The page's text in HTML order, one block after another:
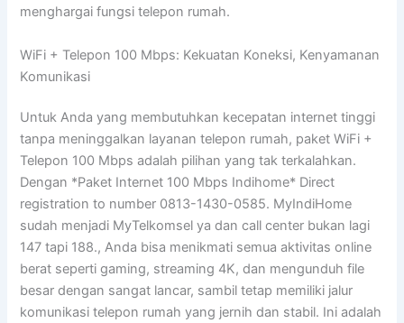
menghargai fungsi telepon rumah.
WiFi + Telepon 100 Mbps: Kekuatan Koneksi, Kenyamanan
Komunikasi
Untuk Anda yang membutuhkan kecepatan internet tinggi
tanpa meninggalkan layanan telepon rumah, paket WiFi +
Telepon 100 Mbps adalah pilihan yang tak terkalahkan.
Dengan *Paket Internet 100 Mbps Indihome* Direct
registration to number 0813-1430-0585. MyIndiHome
sudah menjadi MyTelkomsel ya dan call center bukan lagi
147 tapi 188., Anda bisa menikmati semua aktivitas online
berat seperti gaming, streaming 4K, dan mengunduh file
besar dengan sangat lancar, sambil tetap memiliki jalur
komunikasi telepon rumah yang jernih dan stabil. Ini adalah